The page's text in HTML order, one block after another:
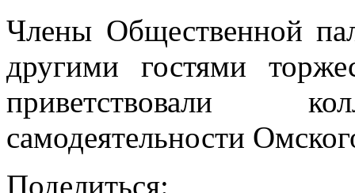
Члены Общественной
другими гостями
приветствовали
самодеятельности
Поделиться: